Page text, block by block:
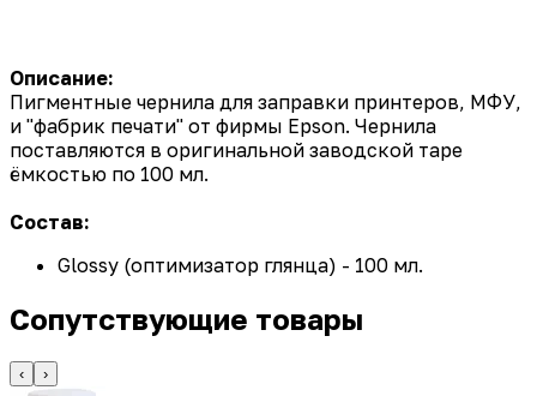
Описание:
Пигментные чернила для заправки принтеров, МФУ,
и "фабрик печати" от фирмы Epson. Чернила
поставляются в оригинальной заводской таре
ёмкостью по 100 мл.
Состав:
Glossy (оптимизатор глянца) - 100 мл.
Сопутствующие товары
‹ ›